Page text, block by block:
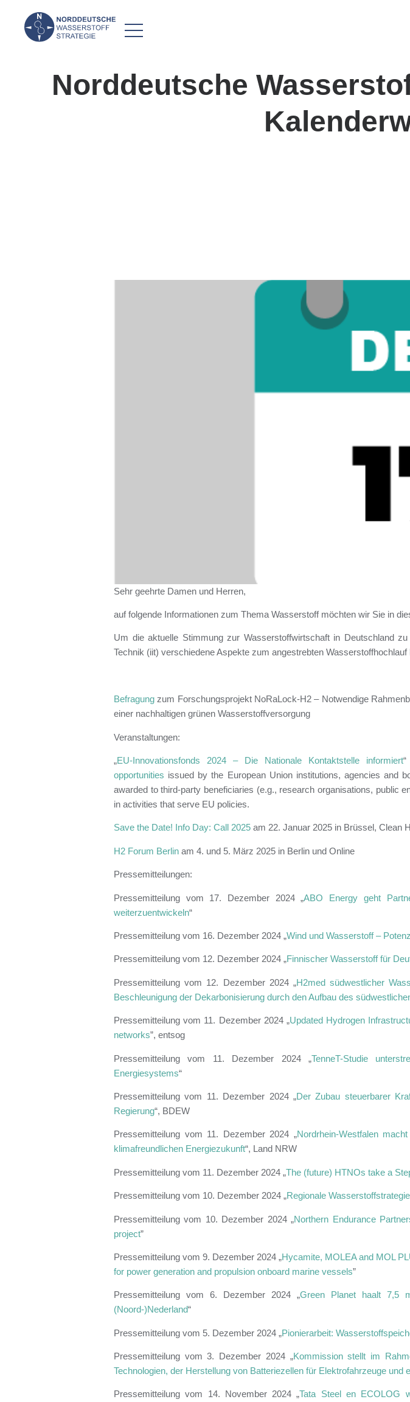
Norddeutsche
Sehr geehrte Damen und Herren,
auf folgende Informationen zum Thema Wasserstoff möchten wir Sie in
Um die aktuelle Stimmung zur Wasserstoffwirtschaft in Deutschland
Technik (iit) verschiedene Aspekte zum angestrebten Wasserstoffhochlauf
Befragung zum Forschungsprojekt NoRaLock-H2 – Notwendige
einer nachhaltigen grünen Wasserstoffversorgung
Veranstaltungen:
„EU-Innovationsfonds 2024 – Die Nationale Kontaktstelle informiert
opportunities issued by the European Union institutions, agencies and
awarded to third-party beneficiaries (e.g., research organisations, public
in activities that serve EU policies.
Save the Date! Info Day: Call 2025 am 22. Januar 2025 in Brüssel, Clean
H2 Forum Berlin am 4. und 5. März 2025 in Berlin und Online
Pressemitteilungen:
Pressemitteilung vom 17. Dezember 2024 „ABO Energy geht
weiterzuentwickeln“
Pressemitteilung vom 16. Dezember 2024 „Wind und Wasserstoff –
Pressemitteilung vom 12. Dezember 2024 „Finnischer Wasserstoff für
Pressemitteilung vom 12. Dezember 2024 „H2med südwestlicher
Beschleunigung der Dekarbonisierung durch den Aufbau des
Pressemitteilung vom 11. Dezember 2024 „Updated Hydrogen
networks”, entsog
Pressemitteilung vom 11. Dezember 2024 „TenneT-Studie
Energiesystems“
Pressemitteilung vom 11. Dezember 2024 „Der Zubau steuerbarer
Regierung“, BDEW
Pressemitteilung vom 11. Dezember 2024 „Nordrhein-Westfalen
klimafreundlichen Energiezukunft“, Land NRW
Pressemitteilung vom 11. Dezember 2024 „The (future) HTNOs take a
Pressemitteilung vom 10. Dezember 2024 „Regionale
Pressemitteilung vom 10. Dezember 2024 „Northern Endurance
project”
Pressemitteilung vom 9. Dezember 2024 „Hycamite, MOLEA and MOL
for power generation and propulsion onboard marine vessels”
Pressemitteilung vom 6. Dezember 2024 „Green Planet haalt 7,5
(Noord-)Nederland“
Pressemitteilung vom 5. Dezember 2024 „Pionierarbeit:
Pressemitteilung vom 3. Dezember 2024 „Kommission stellt im
Technologien, der Herstellung von Batteriezellen für Elektrofahrzeuge und
Pressemitteilung vom 14. November 2024 „Tata Steel en ECOLOG